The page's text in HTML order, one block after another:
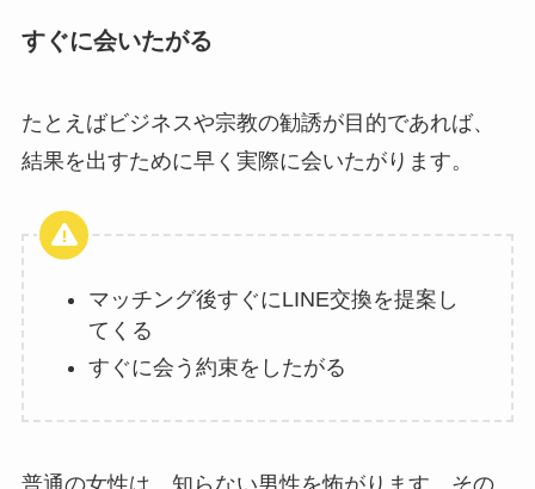
すぐに会いたがる
たとえばビジネスや宗教の勧誘が目的であれば、
結果を出すために早く実際に会いたがります。
マッチング後すぐにLINE交換を提案し
てくる
すぐに会う約束をしたがる
普通の女性は、知らない男性を怖がります。その